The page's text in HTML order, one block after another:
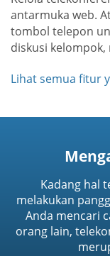
antarmuka web.
tombol telepon
diskusi
Lihat semua fitur
Kadang hal
melakukan
Anda mencari
orang lain,